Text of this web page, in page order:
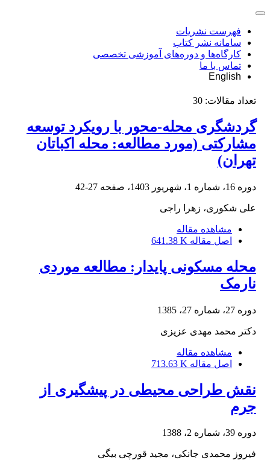
فهرست نشریات
سامانه نشر کتاب
کارگاه‌ها و دوره‌های آموزشی تخصصی
تماس با ما
English
تعداد مقالات: 30
گردشگری محله-محور با رویکرد توسعه
مشارکتی (مورد مطالعه: محله اکباتان
تهران)
دوره 16، شماره 1، شهریور 1403، صفحه 27-42
علی شکوری، زهرا راجی
مشاهده مقاله
اصل مقاله 641.38 K
محله مسکونی پایدار: مطالعه موردی
نارمک
دوره 27، شماره 27، 1385
دکتر محمد مهدی عزیزی
مشاهده مقاله
اصل مقاله 713.63 K
نقش طراحی محیطی در پیشگیری از
جرم
دوره 39، شماره 2، 1388
فیروز محمدی جانکی، مجید قورچی بیگی